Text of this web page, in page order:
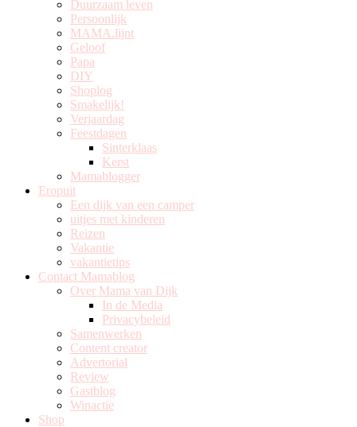
Duurzaam leven
Persoonlijk
MAMA.lijnt
Geloof
Papa
DIY
Shoplog
Smakelijk!
Verjaardag
Feestdagen
Sinterklaas
Kerst
Mamablogger
Eropuit
Een dijk van een camper
uitjes met kinderen
Reizen
Vakantie
vakantietips
Contact Mamablog
Over Mama van Dijk
In de Media
Privacybeleid
Samenwerken
Content creator
Advertorial
Review
Gastblog
Winactie
Shop